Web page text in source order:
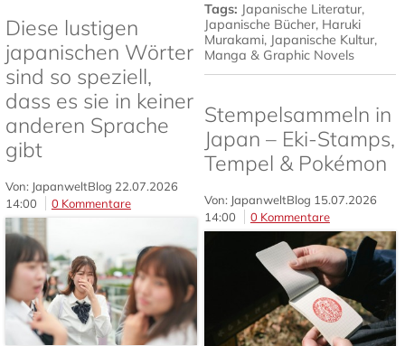
Tags: Japanische Literatur,
Japanische Bücher, Haruki
Murakami, Japanische Kultur,
Manga & Graphic Novels
Diese lustigen
japanischen Wörter
sind so speziell,
dass es sie in keiner
anderen Sprache
gibt
Von: JapanweltBlog 22.07.2026
14:00
0 Kommentare
Stempelsammeln in
Japan – Eki-Stamps,
Tempel & Pokémon
Von: JapanweltBlog 15.07.2026
14:00
0 Kommentare